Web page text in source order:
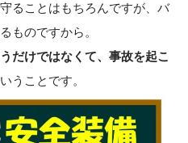
ることはもちろんですが、バ
ものですから。
だけではなくて、事故を起こ
うことです。